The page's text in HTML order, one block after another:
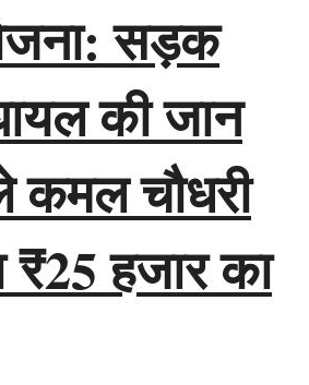
सड़क
की जान
कमल चौधरी
₹25 हजार का